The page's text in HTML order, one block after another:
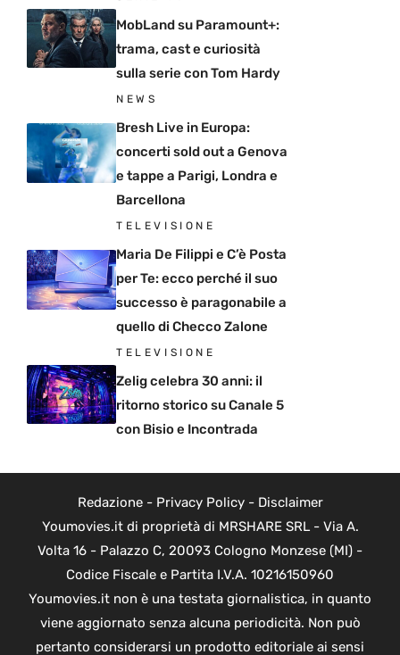
MobLand su Paramount+:
trama, cast e curiosità
sulla serie con Tom Hardy
NEWS
Bresh Live in Europa:
concerti sold out a Genova
e tappe a Parigi, Londra e
Barcellona
TELEVISIONE
Maria De Filippi e C’è Posta
per Te: ecco perché il suo
successo è paragonabile a
quello di Checco Zalone
TELEVISIONE
Zelig celebra 30 anni: il
ritorno storico su Canale 5
con Bisio e Incontrada
Redazione- Privacy Policy- Disclaimer
Youmovies.it di proprietà di MRSHARE SRL - Via A.
Volta 16 - Palazzo C, 20093 Cologno Monzese (MI) -
Codice Fiscale e Partita I.V.A. 10216150960
Youmovies.it non è una testata giornalistica, in quanto
viene aggiornato senza alcuna periodicità. Non può
pertanto considerarsi un prodotto editoriale ai sensi